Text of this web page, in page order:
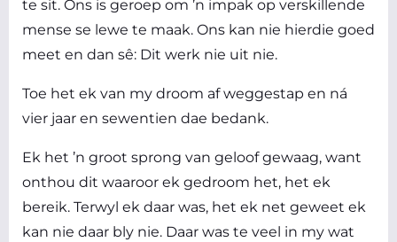
te sit. Ons is geroep om ’n impak op verskillende
mense se lewe te maak. Ons kan nie hierdie goed
meet en dan sê: Dit werk nie uit nie.
Toe het ek van my droom af weggestap en ná
vier jaar en sewentien dae bedank.
Ek het ’n groot sprong van geloof gewaag, want
onthou dit waaroor ek gedroom het, het ek
bereik. Terwyl ek daar was, het ek net geweet ek
kan nie daar bly nie. Daar was te veel in my wat